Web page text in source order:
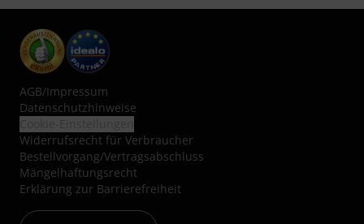
AGB/Impressum
Datenschutzhinweise
Widerrufsrecht für Verbraucher
Bestellvorgang/Vertragsabschluss
Mängelhaftungsrecht
Erklärung zur Barrierefreiheit